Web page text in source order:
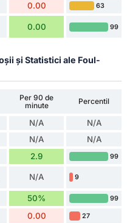
0.00 63
0.00 99
și Statistici ale Foul-
Per 90 de
minute
Percentil
N/A N/A
N/A N/A
2.9 99
N/A 9
50% 99
0.00 27